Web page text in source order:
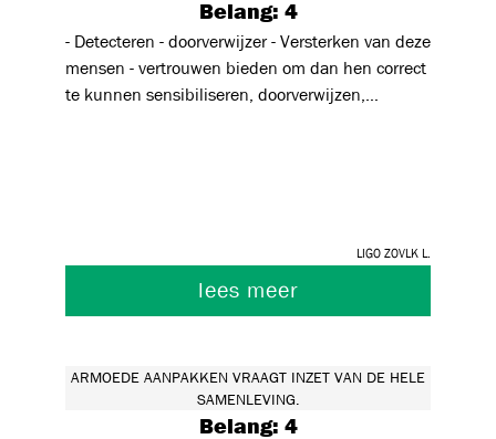
Belang: 4
- Detecteren - doorverwijzer - Versterken van deze
mensen - vertrouwen bieden om dan hen correct
te kunnen sensibiliseren, doorverwijzen,
Ligo ZOVlk L.
lees meer
ARMOEDE AANPAKKEN VRAAGT INZET VAN DE HELE
SAMENLEVING.
Belang: 4